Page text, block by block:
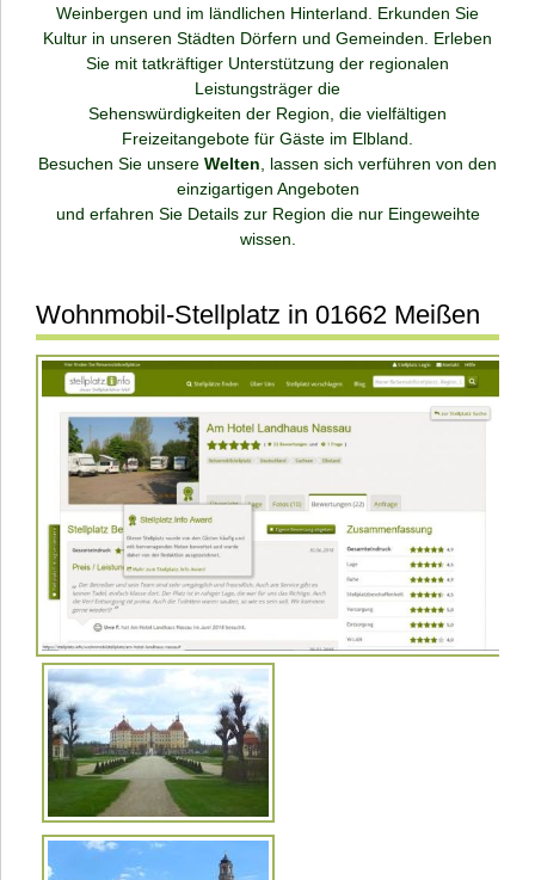
Weinbergen und im ländlichen Hinterland. Erkunden Sie
Kultur in unseren Städten Dörfern und Gemeinden. Erleben
Sie mit tatkräftiger Unterstützung der regionalen
Leistungsträger die
Sehenswürdigkeiten der Region, die vielfältigen
Freizeitangebote für Gäste im Elbland.
Besuchen Sie unsere Welten , lassen sich verführen von den
einzigartigen Angeboten
und erfahren Sie Details zur Region die nur Eingeweihte
wissen.
Wohnmobil-Stellplatz in 01662 Meißen